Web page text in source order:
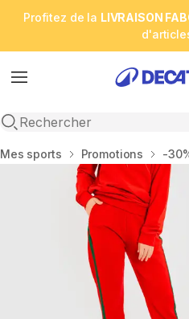
Profitez de la LIVRAISON
Menu
Open search
Accueil
Mes sports Promotions -